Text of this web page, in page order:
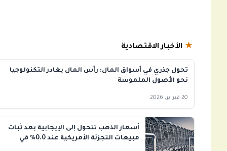
★ الأخبار الاقتصادية
تحول جذري في أسواق المال: رأس المال يغادر التكنولوجيا
نحو الأصول الملموسة
20 فبراير، 2026
أسعار الذهب تتحول إلى الإيجابية بعد ثبات
مبيعات التجزئة الأمريكية عند 0.0% في